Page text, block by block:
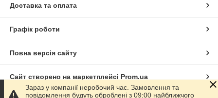
Доставка та оплата
Графік роботи
Повна версія сайту
Сайт створено на маркетплейсі Prom.ua
Зараз у компанії неробочий час. Замовлення та
повідомлення будуть оброблені з 09:00 найближчого